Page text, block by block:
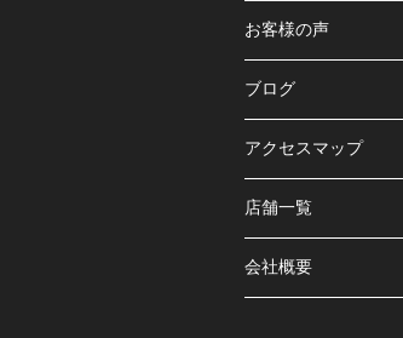
お客様の声
ブログ
アクセスマップ
店舗一覧
会社概要